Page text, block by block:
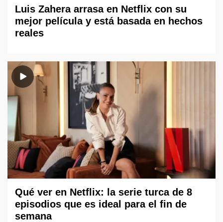
Luis Zahera arrasa en Netflix con su
mejor película y está basada en hechos
reales
Qué ver en Netflix: la serie turca de 8
episodios que es ideal para el fin de
semana